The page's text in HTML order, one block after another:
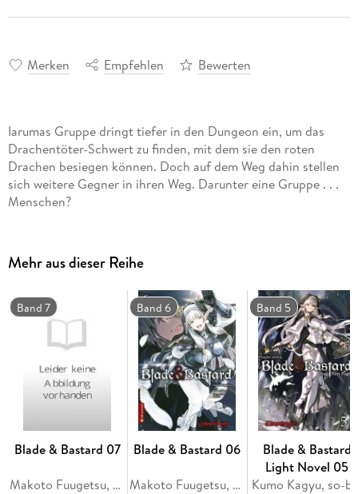
Merken Empfehlen Bewerten
Iarumas Gruppe dringt tiefer in den Dungeon ein, um das
Drachentöter-Schwert zu finden, mit dem sie den roten
Drachen besiegen können. Doch auf dem Weg dahin stellen
sich weitere Gegner in ihren Weg. Darunter eine Gruppe . . .
Menschen?
Mehr aus dieser Reihe
Band 7
Blade & Bastard 07
Makoto Fuugetsu, Kumo Kagyu, so-bin
Band 6
Blade & Bastard 06
Makoto Fuugetsu, Kumo Kagyu, so-bin
Band 5
Blade & Bastard
Light Novel 05
Kumo Kagyu, so-